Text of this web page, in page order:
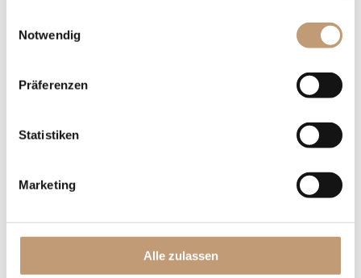
Notwendig
Präferenzen
Statistiken
Marketing
Alle zulassen
Wandern &
Radfahren